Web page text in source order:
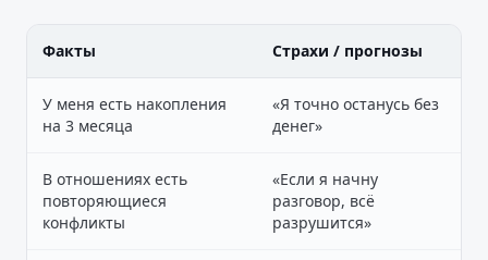
Факты Страхи / прогнозы
У меня есть накопления
на 3 месяца
«Я точно останусь без
денег»
В отношениях есть
повторяющиеся
конфликты
«Если я начну
разговор, всё
разрушится»